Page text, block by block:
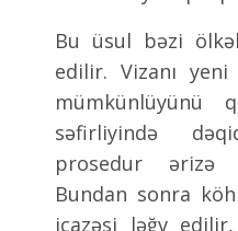
Bu üsul bəzi
edilir. Vizanı
mümkünlüyünü
səfirliyində
prosedur ərizə
Bundan sonra
icazəsi ləğv